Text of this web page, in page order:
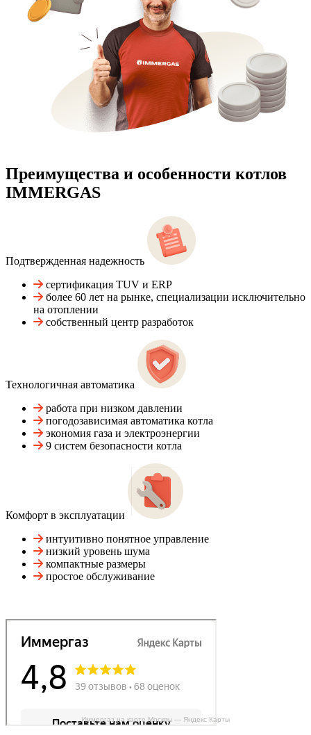
Преимущества и особенности котлов
IMMERGAS
Подтвержденная надежность
сертификация TUV и ERP
более 60 лет на рынке, специализации исключительно
на отоплении
собственный центр разработок
Технологичная автоматика
работа при низком давлении
погодозависимая автоматика котла
экономия газа и электроэнергии
9 систем безопасности котла
Комфорт в эксплуатации
интуитивно понятное управление
низкий уровень шума
компактные размеры
простое обслуживание
Иммергаз на карте Москвы — Яндекс Карты